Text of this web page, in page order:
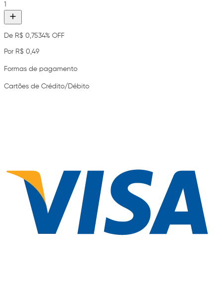
1
De R$ 0,7534% OFF
Por R$ 0,49
Formas de pagamento
Cartões de Crédito/Débito